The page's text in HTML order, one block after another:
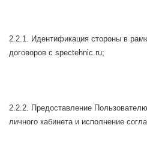
2.2.1. Идентификация стороны в
договоров с spectehnic.ru;
2.2.2. Предоставление
личного кабинета и исполнение